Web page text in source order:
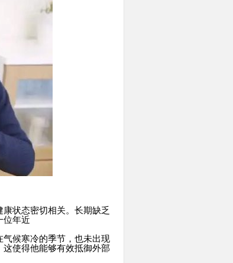
状态密切相关。长期缺乏
位年近
候寒冷的季节，也未出现
使得他能够有效抵御外部